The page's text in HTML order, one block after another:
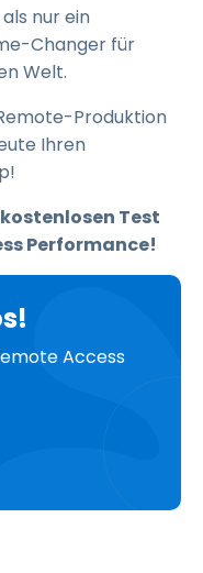
nur ein
Changer für
Welt.
Produktion
Ihren
Test
Performance!
Access